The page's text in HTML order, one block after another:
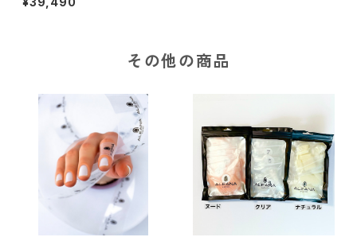
Winter
その他の商品